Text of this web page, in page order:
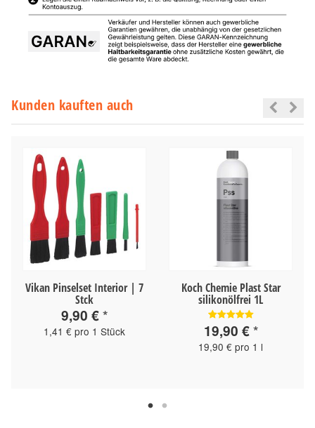
Kunden kauften auch
Vikan Pinselset Interior | 7
Stck
9,90 €*
1,41 € pro 1 Stück
Koch Chemie Plast Star
silikonölfrei 1L
19,90 €*
19,90 € pro 1 l